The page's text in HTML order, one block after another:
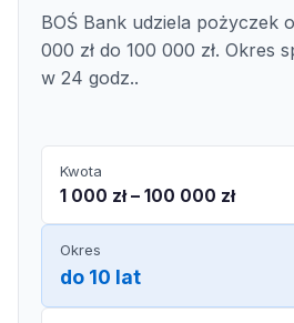
BOŚ Bank udziela pożyczek
000 zł do 100 000 zł. Okres
w 24 godz..
Kwota
1 000 zł – 100 000 zł
Okres
do 10 lat